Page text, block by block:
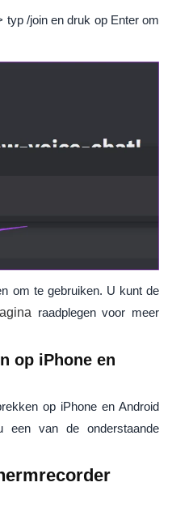
typ /join en druk op Enter om
om te gebruiken. U kunt de
raadplegen voor meer
op iPhone en
op iPhone en Android
van de onderstaande